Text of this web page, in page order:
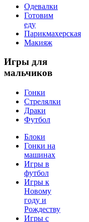
Одевалки
Готовим
еду
Парикмахерская
Макияж
Игры для
мальчиков
Гонки
Стрелялки
Драки
Футбол
Блоки
Гонки на
машинах
Игры в
футбол
Игры к
Новому
году и
Рождеству
Игры с